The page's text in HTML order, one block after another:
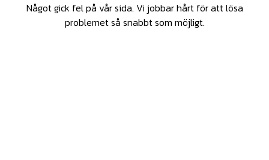
Något gick fel på vår sida. Vi jobbar hårt för att lösa
problemet så snabbt som möjligt.